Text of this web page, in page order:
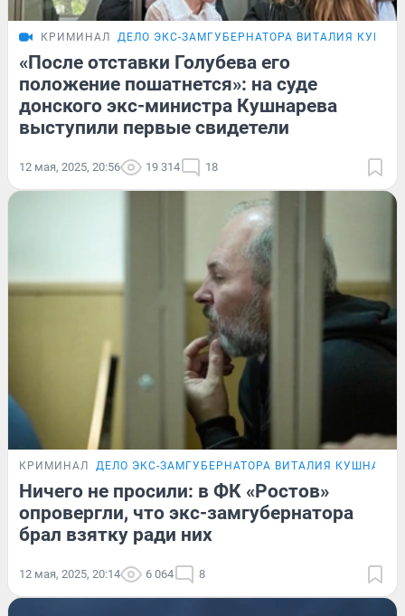
КРИМИНАЛ ДЕЛО ЭКС-ЗАМГУБЕРНАТОРА ВИТАЛИЯ
«После отставки Голубева его
положение пошатнется»: на суде
донского экс-министра Кушнарева
выступили первые свидетели
12 мая, 2025, 20:56 19 314 18
КРИМИНАЛ ДЕЛО ЭКС-ЗАМГУБЕРНАТОРА ВИТАЛИЯ
Ничего не просили: в ФК «Ростов»
опровергли, что экс-замгубернатора
брал взятку ради них
12 мая, 2025, 20:14 6 064 8